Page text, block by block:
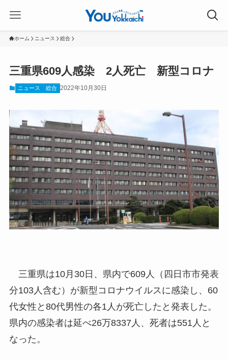
ホーム ニュース 総合
三重県609人感染 2人死亡 新型コロナ
ニュース 総合 2022年10月30日
三重県は10月30日、県内で609人（四日市市発表
分103人含む）が新型コロナウイルスに感染し、60
代女性と80代男性の各1人が死亡したと発表した。
県内の感染者は延べ26万8337人、死者は551人と
なった。